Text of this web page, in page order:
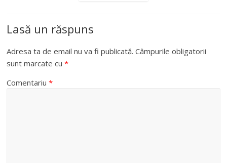
Lasă un răspuns
Adresa ta de email nu va fi publicată. Câmpurile obligatorii
sunt marcate cu*
Comentariu*